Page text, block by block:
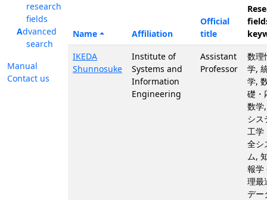
research
fields
Advanced
search
Manual
Contact us
Name Affiliation
Official
title
IKEDA
Shunnosuke
Institute of
Systems and
Information
Engineering
Assistant
Professor
数理
学,
学,
礎・
数学
シス
工学
全シ
ム,
報学
理最
デー